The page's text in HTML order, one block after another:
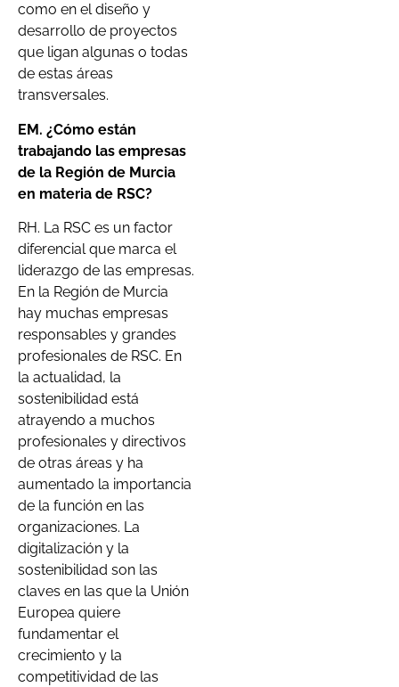
como en el diseño y
desarrollo de proyectos
que ligan algunas o todas
de estas áreas
transversales.
EM. ¿Cómo están
trabajando las empresas
de la Región de Murcia
en materia de RSC?
RH. La RSC es un factor
diferencial que marca el
liderazgo de las empresas.
En la Región de Murcia
hay muchas empresas
responsables y grandes
profesionales de RSC. En
la actualidad, la
sostenibilidad está
atrayendo a muchos
profesionales y directivos
de otras áreas y ha
aumentado la importancia
de la función en las
organizaciones. La
digitalización y la
sostenibilidad son las
claves en las que la Unión
Europea quiere
fundamentar el
crecimiento y la
competitividad de las